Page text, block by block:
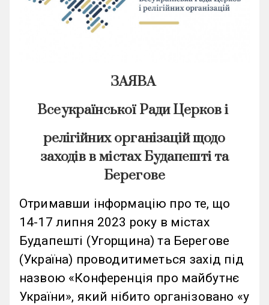
ЗАЯВА
Всеукраїнської Ради Церков і
релігійних організацій щодо
заходів в містах Будапешті та
Берегове
Отримавши інформацію про те, що
14-17 липня 2023 року в містах
Будапешті (Угорщина) та Берегове
(Україна) проводитиметься захід під
назвою «Конференція про майбутнє
України», який нібито організовано «у